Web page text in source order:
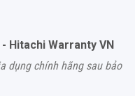
Hitachi Warranty VN
dụng chính hãng sau bảo